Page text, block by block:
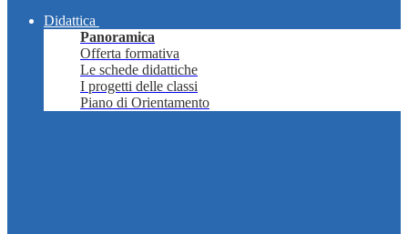
Didattica
Panoramica
Offerta formativa
Le schede didattiche
I progetti delle classi
Piano di Orientamento